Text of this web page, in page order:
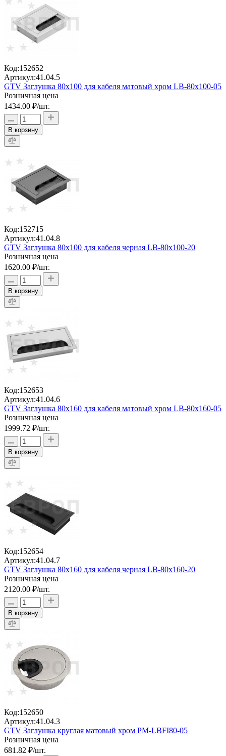
Код:152652
Артикул:41.04.5
GTV Заглушка 80x100 для кабеля матовый хром LB-80x100-05
Розничная цена
1434.00 ₽/шт.
В корзину
Код:152715
Артикул:41.04.8
GTV Заглушка 80x100 для кабеля черная LB-80x100-20
Розничная цена
1620.00 ₽/шт.
В корзину
Код:152653
Артикул:41.04.6
GTV Заглушка 80x160 для кабеля матовый хром LB-80x160-05
Розничная цена
1999.72 ₽/шт.
В корзину
Код:152654
Артикул:41.04.7
GTV Заглушка 80x160 для кабеля черная LB-80x160-20
Розничная цена
2120.00 ₽/шт.
В корзину
Код:152650
Артикул:41.04.3
GTV Заглушка круглая матовый хром PM-LBFI80-05
Розничная цена
681.82 ₽/шт.